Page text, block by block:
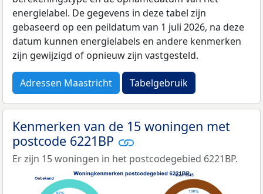
energielabel. De gegevens in deze tabel zijn
gebaseerd op een peildatum van 1 juli 2026, na deze
datum kunnen energielabels en andere kenmerken
zijn gewijzigd of opnieuw zijn vastgesteld.
Adressen Maastricht Tabelgebruik
Kenmerken van de 15 woningen met
postcode 6221BP
Er zijn 15 woningen in het postcodegebied 6221BP.